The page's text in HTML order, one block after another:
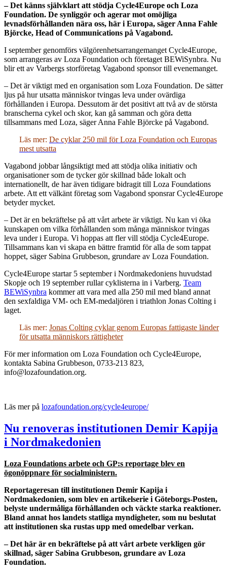
– Det känns självklart att stödja Cycle4Europe och Loza
Foundation. De synliggör och agerar mot omöjliga
levnadsförhållanden nära oss, här i Europa, säger Anna Fahle
Björcke, Head of Communications på Vagabond.
I september genomförs välgörenhetsarrangemanget Cycle4Europe,
som arrangeras av Loza Foundation och företaget BEWiSynbra. Nu
blir ett av Varbergs storföretag Vagabond sponsor till evenemanget.
– Det är viktigt med en organisation som Loza Foundation. De sätter
ljus på hur utsatta människor tvingas leva under ovärdiga
förhållanden i Europa. Dessutom är det positivt att två av de största
branscherna cykel och skor, kan gå samman och göra detta
tillsammans med Loza, säger Anna Fahle Björcke på Vagabond.
Läs mer: De cyklar 250 mil för Loza Foundation och Europas
mest utsatta
Vagabond jobbar långsiktigt med att stödja olika initiativ och
organisationer som de tycker gör skillnad både lokalt och
internationellt, de har även tidigare bidragit till Loza Foundations
arbete. Att ett välkänt företag som Vagabond sponsrar Cycle4Europe
betyder mycket.
– Det är en bekräftelse på att vårt arbete är viktigt. Nu kan vi öka
kunskapen om vilka förhållanden som många människor tvingas
leva under i Europa. Vi hoppas att fler vill stödja Cycle4Europe.
Tillsammans kan vi skapa en bättre framtid för alla de som tappat
hoppet, säger Sabina Grubbeson, grundare av Loza Foundation.
Cycle4Europe startar 5 september i Nordmakedoniens huvudstad
Skopje och 19 september rullar cyklisterna in i Varberg. Team
BEWiSynbra kommer att vara med alla 250 mil med bland annat
den sexfaldiga VM- och EM-medaljören i triathlon Jonas Colting i
laget.
Läs mer: Jonas Colting cyklar genom Europas fattigaste länder
för utsatta människors rättigheter
För mer information om Loza Foundation och Cycle4Europe,
kontakta Sabina Grubbeson, 0733-213 823,
info@lozafoundation.org.
Läs mer på lozafoundation.org/cycle4europe/
Nu renoveras institutionen Demir Kapija
i Nordmakedonien
Loza Foundations arbete och GP:s reportage blev en
ögonöppnare för socialministern.
Reportageresan till institutionen Demir Kapija i
Nordmakedonien, som blev en artikelserie i Göteborgs-Posten,
belyste undermåliga förhållanden och väckte starka reaktioner.
Bland annat hos landets statliga myndigheter, som nu beslutat
att institutionen ska rustas upp med omedelbar verkan.
– Det här är en bekräftelse på att vårt arbete verkligen gör
skillnad, säger Sabina Grubbeson, grundare av Loza
Foundation.